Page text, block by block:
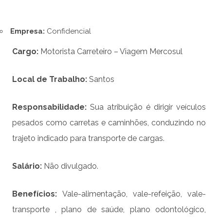
Empresa: Confidencial
Cargo: Motorista Carreteiro – Viagem Mercosul
Local de Trabalho: Santos
Responsabilidade: Sua atribuição é dirigir veículos
pesados como carretas e caminhões, conduzindo no
trajeto indicado para transporte de cargas.
Salário: Não divulgado.
Benefícios: Vale-alimentação, vale-refeição, vale-
transporte , plano de saúde, plano odontológico,